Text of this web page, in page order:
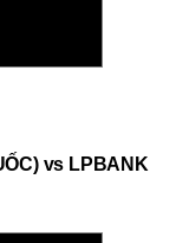
vs LPBANK